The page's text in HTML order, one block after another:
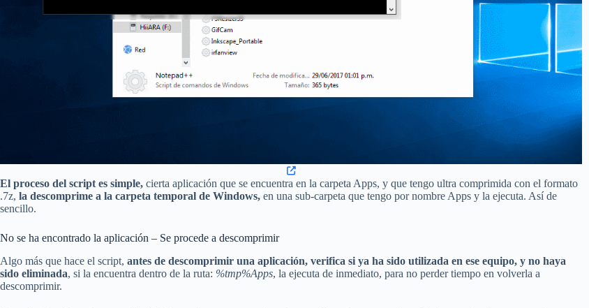
El proceso del script es simple, cierta aplicación que se encuentra en la carpeta Apps, y que tengo ultra comprimida con el formato
.7z, la descomprime a la carpeta temporal de Windows, en una sub-carpeta que tengo por nombre Apps y la ejecuta. Así de
sencillo.
No se ha encontrado la aplicación – Se procede a descomprimir
Algo más que hace el script, antes de descomprimir una aplicación, verifica si ya ha sido utilizada en ese equipo, y no haya
sido eliminada, si la encuentra dentro de la ruta: %tmp%Apps, la ejecuta de inmediato, para no perder tiempo en volverla a
descomprimir.